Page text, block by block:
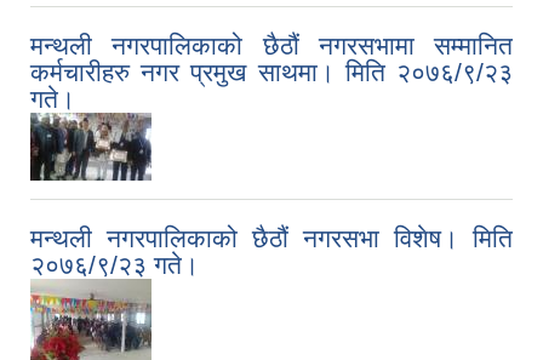
मन्थली नगरपालिकाको छैठौं नगरसभामा सम्मानित
कर्मचारीहरु नगर प्रमुख साथमा। मिति २०७६/९/२३
गते।
मन्थली नगरपालिकाको छैठौं नगरसभा विशेष। मिति
२०७६/९/२३ गते।